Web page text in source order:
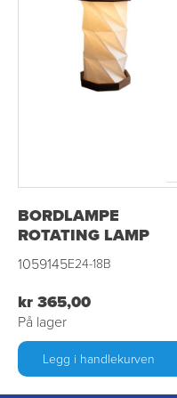
BORDLAMPE
ROTATING LAMP
1059145E24-18B
kr 365,00
På lager
Legg i handlekurven